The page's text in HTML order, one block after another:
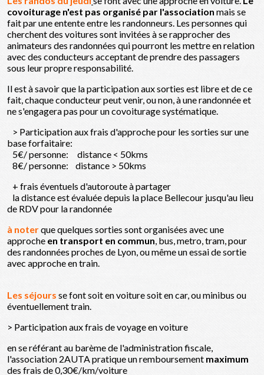
covoiturage n'est pas organisé par l'association mais se
fait par une entente entre les randonneurs. Les personnes qui
cherchent des voitures sont invitées à se rapprocher des
animateurs des randonnées qui pourront les mettre en relation
avec des conducteurs acceptant de prendre des passagers
sous leur propre responsabilité.
Il est à savoir que la participation aux sorties est libre et de ce
fait, chaque conducteur peut venir, ou non, à une randonnée et
ne s'engagera pas pour un covoiturage systématique.
> Participation aux frais d'approche pour les sorties sur une
base forfaitaire:
5€/ personne: distance < 50kms
8€/ personne: distance > 50kms
+ frais éventuels d'autoroute à partager
la distance est évaluée depuis la place Bellecour jusqu'au lieu
de RDV pour la randonnée
à noterque quelques sorties sont organisées avec une
approche en transport en commun, bus, metro, tram, pour
des randonnées proches de Lyon, ou même un essai de sortie
avec approche en train.
Les séjours se font soit en voiture soit en car, ou minibus ou
éventuellement train.
> Participation aux frais de voyage en voiture
en se référant au barème de l'administration fiscale,
l'association 2AUTA pratique un remboursement maximum
des frais de 0,30€/km/voiture